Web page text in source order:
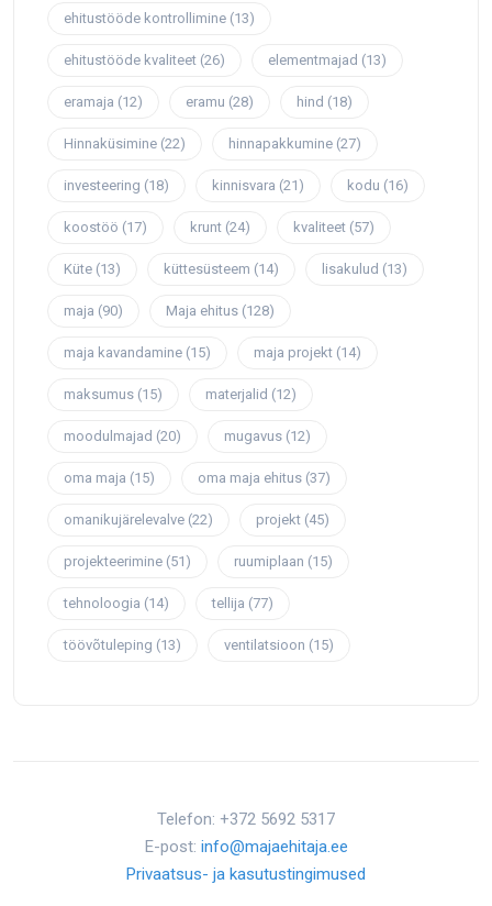
ehitustööde kontrollimine (13)
ehitustööde kvaliteet (26) elementmajad (13)
eramaja (12) eramu (28) hind (18)
Hinnaküsimine (22) hinnapakkumine (27)
investeering (18) kinnisvara (21) kodu (16)
koostöö (17) krunt (24) kvaliteet (57)
Küte (13) küttesüsteem (14) lisakulud (13)
maja (90) Maja ehitus (128)
maja kavandamine (15) maja projekt (14)
maksumus (15) materjalid (12)
moodulmajad (20) mugavus (12)
oma maja (15) oma maja ehitus (37)
omanikujärelevalve (22) projekt (45)
projekteerimine (51) ruumiplaan (15)
tehnoloogia (14) tellija (77)
töövõtuleping (13) ventilatsioon (15)
Telefon: +372 5692 5317
E-post: info@majaehitaja.ee
Privaatsus- ja kasutustingimused